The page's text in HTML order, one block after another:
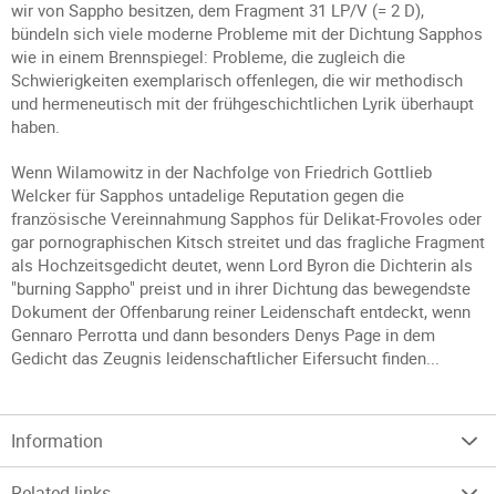
wir von Sappho besitzen, dem Fragment 31 LP/V (= 2 D),
bündeln sich viele moderne Probleme mit der Dichtung Sapphos
wie in einem Brennspiegel: Probleme, die zugleich die
Schwierigkeiten exemplarisch offenlegen, die wir methodisch
und hermeneutisch mit der frühgeschichtlichen Lyrik überhaupt
haben.
Wenn Wilamowitz in der Nachfolge von Friedrich Gottlieb
Welcker für Sapphos untadelige Reputation gegen die
französische Vereinnahmung Sapphos für Delikat-Frovoles oder
gar pornographischen Kitsch streitet und das fragliche Fragment
als Hochzeitsgedicht deutet, wenn Lord Byron die Dichterin als
"burning Sappho" preist und in ihrer Dichtung das bewegendste
Dokument der Offenbarung reiner Leidenschaft entdeckt, wenn
Gennaro Perrotta und dann besonders Denys Page in dem
Gedicht das Zeugnis leidenschaftlicher Eifersucht finden...
Information